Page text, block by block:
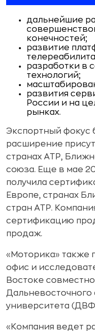
дальнейшие
конечностей;
развитие
разработки в
технологий;
развития
России и на
рынках.
Экспортный фокус
расширение
странах АТР,
союза. Еще в мае
получила
Европе, странах
стран АТР.
сертификацию
продаж.
«Моторика» также
офис и
Востоке
университета
«Компания ведет